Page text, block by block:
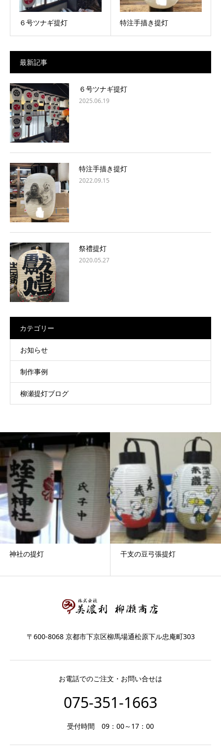
６号ツナギ提灯 特注手描き提灯
最新記事
６号ツナギ提灯
2025.06.19
特注手描き提灯
2022.09.15
祭禮提灯
2020.05.27
カテゴリー
お知らせ
制作事例
柳瀬提灯ブログ
神社の提灯 干支の豆弓張提灯
〒600-8068 京都市下京区柳馬場通松原下ル忠庵町303
お電話でのご注文・お問い合せは
075-351-1663
受付時間 09：00～17：00